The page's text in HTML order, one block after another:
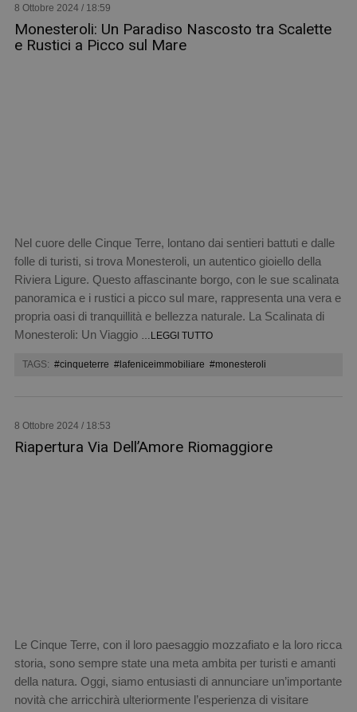
8 Ottobre 2024 / 18:59
Monesteroli: Un Paradiso Nascosto tra Scalette
e Rustici a Picco sul Mare
Nel cuore delle Cinque Terre, lontano dai sentieri battuti e dalle
folle di turisti, si trova Monesteroli, un autentico gioiello della
Riviera Ligure. Questo affascinante borgo, con le sue scalinata
panoramica e i rustici a picco sul mare, rappresenta una vera e
propria oasi di tranquillità e bellezza naturale. La Scalinata di
Monesteroli: Un Viaggio …LEGGI TUTTO
TAGS: #cinqueterre #lafeniceimmobiliare #monesteroli
8 Ottobre 2024 / 18:53
Riapertura Via Dell’Amore Riomaggiore
Le Cinque Terre, con il loro paesaggio mozzafiato e la loro ricca
storia, sono sempre state una meta ambita per turisti e amanti
della natura. Oggi, siamo entusiasti di annunciare un’importante
novità che arricchirà ulteriormente l’esperienza di visitare